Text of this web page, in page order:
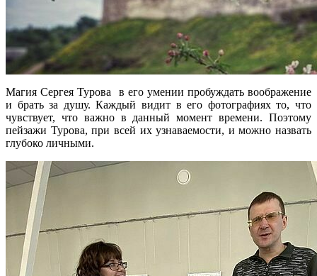
Магия Сергея Турова в его умении пробуждать воображение
и брать за душу. Каждый видит в его фотографиях то, что
чувствует, что важно в данный момент времени. Поэтому
пейзажи Турова, при всей их узнаваемости, и можно назвать
глубоко личными.